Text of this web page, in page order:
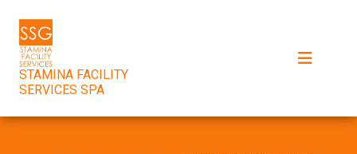
STAMINA FACILITY
SERVICES SPA